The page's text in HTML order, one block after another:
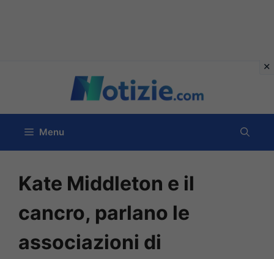
contenuto
Menu
Kate Middleton e il
cancro, parlano le
associazioni di